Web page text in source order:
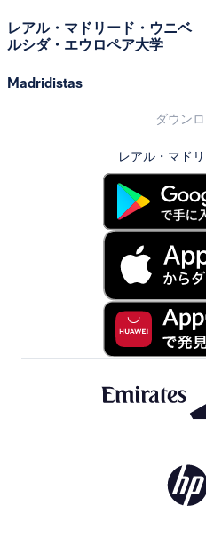
レアル・マドリード・ウニベ
ルシダ・エウロペア大学
Madridistas
ダウン
レアル・マド